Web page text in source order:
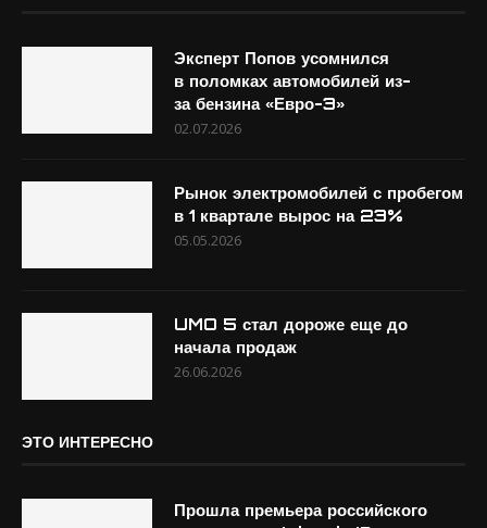
Эксперт Попов усомнился
в поломках автомобилей из-
за бензина «Евро-3»
02.07.2026
Рынок электромобилей с пробегом
в 1 квартале вырос на 23%
05.05.2026
UMO 5 стал дороже еще до
начала продаж
26.06.2026
ЭТО ИНТЕРЕСНО
Прошла премьера российского